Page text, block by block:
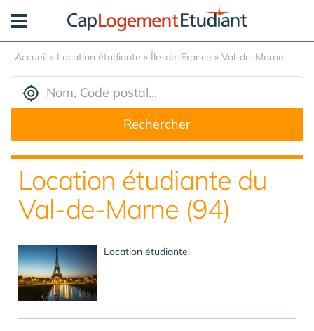
Accueil » Location étudiante » Île-de-France » Val-de-Marne
Rechercher
Location étudiante du
Val-de-Marne (94)
Location étudiante.